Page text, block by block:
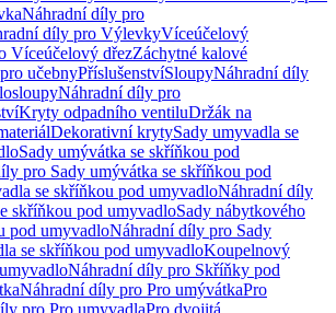
Náhradní díly pro
díly pro VýlevkyVíceúčelový
Víceúčelový dřezZáchytné kalové
učebnyPříslušenstvíSloupyNáhradní díly
Náhradní díly pro
Kryty odpadního ventiluDržák na
Dekorativní krytySady umyvadla se
Sady umývátka se skříňkou pod
pro Sady umývátka se skříňkou pod
se skříňkou pod umyvadloNáhradní díly
skříňkou pod umyvadloSady nábytkového
pod umyvadloNáhradní díly pro Sady
se skříňkou pod umyvadloKoupelnový
Náhradní díly pro Skříňky pod
Náhradní díly pro Pro umývátkaPro
pro Pro umyvadlaPro dvojitá